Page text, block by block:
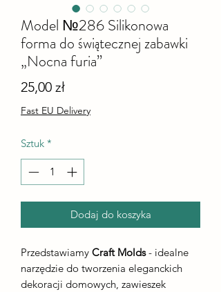
Model №286 Silikonowa
forma do świątecznej zabawki
„Nocna furia”
25,00 złCena
Fast EU Delivery
Sztuk *
Dodaj do koszyka
Przedstawiamy Craft Molds- idealne
narzędzie do tworzenia eleganckich
dekoracji domowych, zawieszek